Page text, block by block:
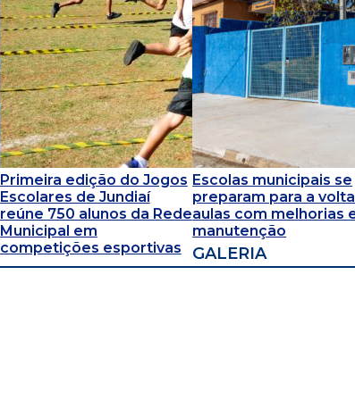
Primeira edição do Jogos
Escolares de Jundiaí
reúne 750 alunos da Rede
Municipal em
competições esportivas
Escolas municipais se
preparam para a
aulas com melhorias
manutenção
GALERIA